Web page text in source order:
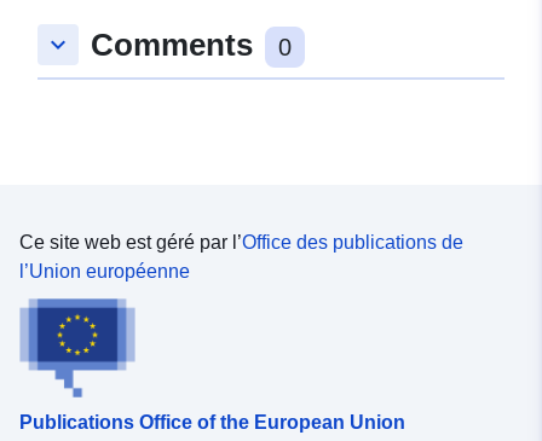
keyboard_arrow_down Comments 0
Ce site web est géré par l’Office des publications de
l’Union européenne
Publications Office of the European Union